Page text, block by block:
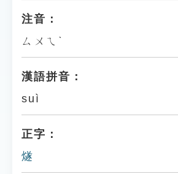
注音：
ㄙㄨㄟˋ
漢語拼音：
suì
正字：
燧